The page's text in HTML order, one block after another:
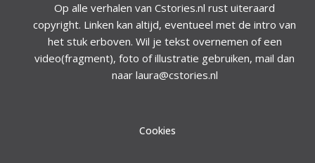
Op alle verhalen van Cstories.nl rust uiteraard
copyright. Linken kan altijd, eventueel met de intro van
het stuk erboven. Wil je tekst overnemen of een
video(fragment), foto of illustratie gebruiken, mail dan
naar laura@cstories.nl
Cookies